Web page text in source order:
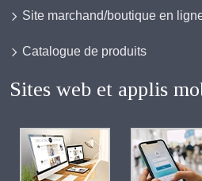
Site marchand/boutique en
Catalogue de produits
Sites web et applis